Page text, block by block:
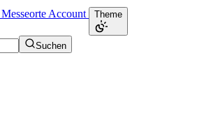
Messeorte Account Theme
Suchen